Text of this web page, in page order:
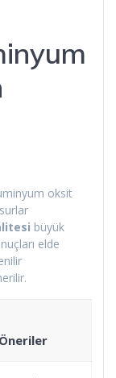
oksit
büyük
elde
Öneriler